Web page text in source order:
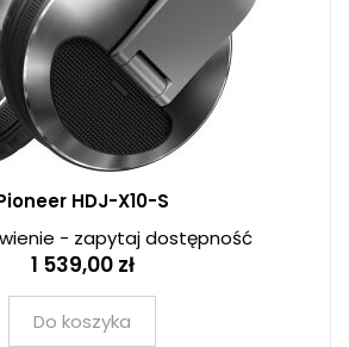
HDJ-X10-S
- zapytaj dostępność
1 539,00 zł
Do koszyka